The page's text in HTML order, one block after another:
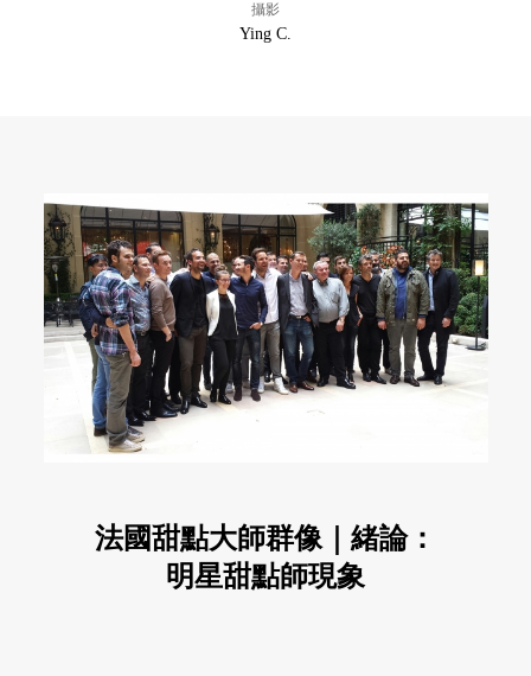
攝影
Ying C.
法國甜點大師群像｜緒論：
明星甜點師現象